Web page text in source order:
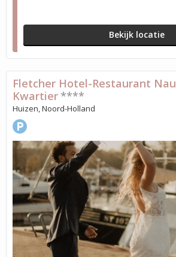
Bekijk locatie
Fletcher Hotel-Restaurant
Kwartier ****
Huizen, Noord-Holland